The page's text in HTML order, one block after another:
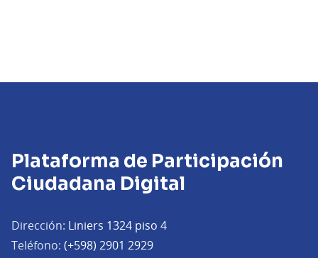
Plataforma de Participación
Ciudadana Digital
Dirección: Liniers 1324 piso 4
Teléfono: (+598) 2901 2929